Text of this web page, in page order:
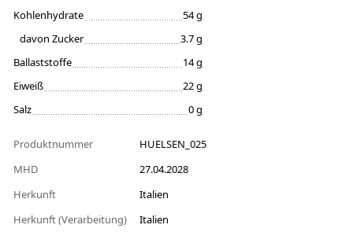
Kohlenhydrate
54 g
davon Zucker
3.7 g
Ballaststoffe
14 g
Eiweiß
22 g
Salz
0 g
Produktnummer
HUELSEN_025
MHD
27.04.2028
Herkunft
Italien
Herkunft (Verarbeitung)
Italien